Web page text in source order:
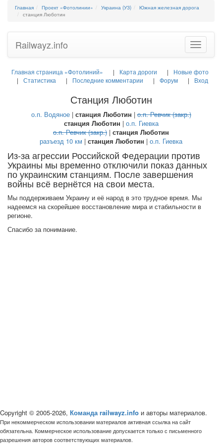
Главная Проект «Фотолинии» Украина (УЗ)
Южная железная дорога
станция Люботин
Toggle
Railwayz.info
Главная страница «Фотолиний» Карта дороги
Новые фото
Статистика
Последние комментарии Форум Вход
Станция Люботин
о.п. Водяное| станция Люботин |о.п. Ревчик (закр.)
станция Люботин | о.п. Гиевка
о.п. Ревчик (закр.) | станция Люботин
разъезд 10 км | станция Люботин | о.п. Гиевка
Из-за агрессии Российской Федерации против
Украины мы временно отключили показ данных
по украинским станциям. После завершения
войны всё вернётся на свои места.
Мы поддерживаем Украину и её народ в это трудное время. Мы
надеемся на скорейшее восстановление мира и стабильности в
регионе.
Спасибо за понимание.
Copyright © 2005-2026, Команда railwayz.info и авторы материалов.
При некоммерческом использовании материалов активная ссылка на сайт
обязательна. Коммерческое использование допускается только с письменного
разрешения авторов соответствующих материалов.